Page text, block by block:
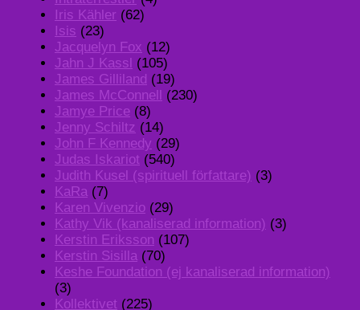
Iris Kähler (62)
Isis (23)
Jacquelyn Fox (12)
Jahn J Kassl (105)
James Gilliland (19)
James McConnell (230)
Jamye Price (8)
Jenny Schiltz (14)
John F Kennedy (29)
Judas Iskariot (540)
Judith Kusel (spirituell författare) (3)
KaRa (7)
Karen Vivenzio (29)
Kathy Vik (kanaliserad information) (3)
Kerstin Eriksson (107)
Kerstin Sisilla (70)
Keshe Foundation (ej kanaliserad information)
(3)
Kollektivet (225)